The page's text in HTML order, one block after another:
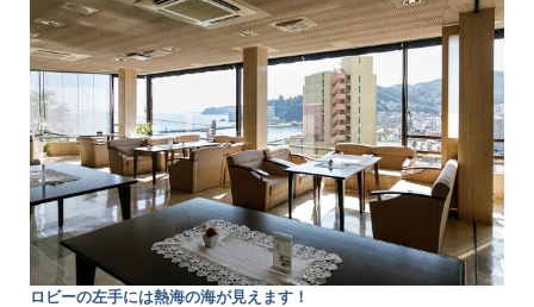
ロビーの左手には熱海の海が見えます！